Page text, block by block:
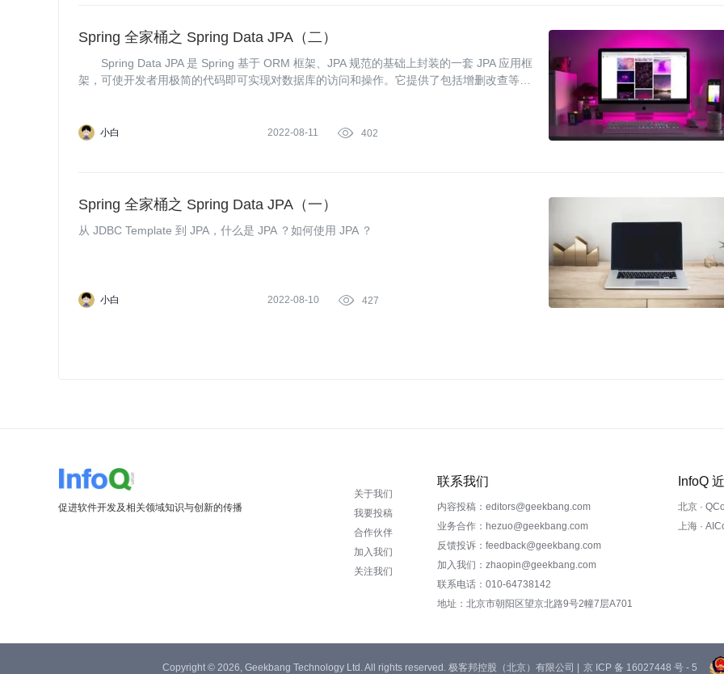
Spring 全家桶之 Spring Data JPA（二）
Spring Data JPA 是 Spring 基于 ORM 框架、JPA 规范的基础上封装的一套 JPA 应用框
架，可使开发者用极简的代码即可实现对数据库的访问和操作。它提供了包括增删改查等在
小白 2022-08-11  402
Spring 全家桶之 Spring Data JPA（一）
从 JDBC Template 到 JPA，什么是 JPA ？如何使用 JPA ？
小白 2022-08-10  427
促进软件开发及相关领域知识与创新的传播
关于我们
我要投稿
合作伙伴
加入我们
关注我们
联系我们
内容投稿：editors@geekbang.com
业务合作：hezuo@geekbang.com
反馈投诉：feedback@geekbang.com
加入我们：zhaopin@geekbang.com
联系电话：010-64738142
地址：北京市朝阳区望京北路9号2幢7层A701
InfoQ
北京 ·
上海 ·
Copyright © 2026, Geekbang Technology Ltd. All rights reserved. 极客邦控股（北京）有限公司 | 京 ICP 备 16027448 号 - 5